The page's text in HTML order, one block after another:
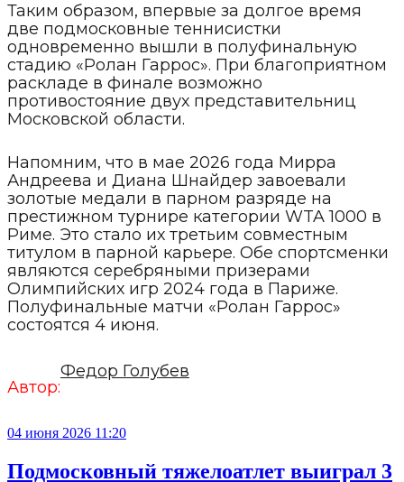
Таким образом, впервые за долгое время
две подмосковные теннисистки
одновременно вышли в полуфинальную
стадию «Ролан Гаррос». При благоприятном
раскладе в финале возможно
противостояние двух представительниц
Московской области.
Напомним, что в мае 2026 года Мирра
Андреева и Диана Шнайдер завоевали
золотые медали в парном разряде на
престижном турнире категории WTA 1000 в
Риме. Это стало их третьим совместным
титулом в парной карьере. Обе спортсменки
являются серебряными призерами
Олимпийских игр 2024 года в Париже.
Полуфинальные матчи «Ролан Гаррос»
состоятся 4 июня.
Автор:
Федор Голубев
04 июня 2026 11:20
Подмосковный тяжелоатлет выиграл 3